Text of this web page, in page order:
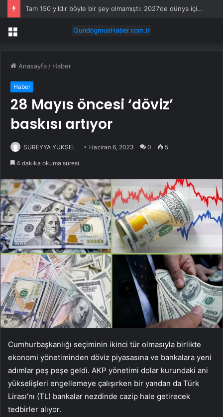
Tam 150 yıldır böyle bir şey olmamıştı: 2027’de dünya için kritik süreç başlıyor
Menü
Anasayfa / Haber
Haber
28 Mayıs öncesi ‘döviz’
baskısı artıyor
SÜREYYA YÜKSEL Haziran 6, 2023 0 5
4 dakika okuma süresi
Cumhurbaşkanlığı seçiminin ikinci tür olmasıyla birlikte
ekonomi yönetiminden döviz piyasasına ve bankalara yeni
adımlar peş peşe geldi. AKP yönetimi dolar kurundaki ani
yükselişleri engellemeye çalışırken bir yandan da Türk
Lirası’nı (TL) bankalar nezdinde cazip hale getirecek
tedbirler alıyor.